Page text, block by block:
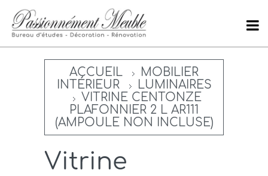
ACCUEIL
MOBILIER
INTÉRIEUR
LUMINAIRES
VITRINE CENTONZE
PLAFONNIER 2 L AR111
(AMPOULE NON INCLUSE)
Vitrine